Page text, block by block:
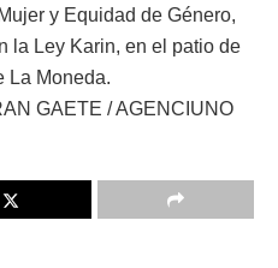
y Equidad de Género,
la Ley Karin, en el patio de
La Moneda.
GAETE / AGENCIUNO